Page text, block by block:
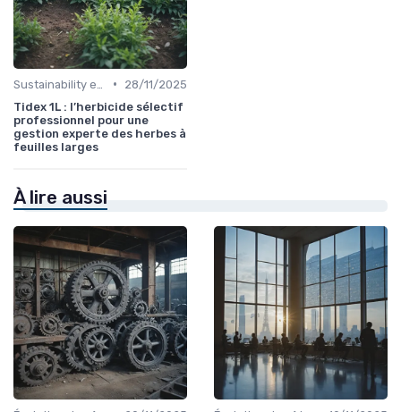
•
28/11/2025
Tidex 1L : l’herbicide sélectif
professionnel pour une
gestion experte des herbes à
feuilles larges
À lire aussi